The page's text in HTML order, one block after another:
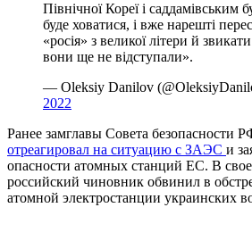
Північної Кореї і саддамівським
буде ховатися, і вже нарешті
«росія» з великої літери й
вони ще не відступали».
— Oleksiy Danilov
2022
Ранее замглавы Совета безопасности
отреагировал на ситуацию с ЗАЭС и
опасности атомных станций ЕС. В
российский чиновник обвинил в
атомной электростанции украинских